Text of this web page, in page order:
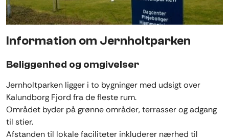
Information om Jernholtparken
Beliggenhed og omgivelser
Jernholtparken ligger i to bygninger med udsigt over
Kalundborg Fjord fra de fleste rum.
Området byder på grønne områder, terrasser og adgang
til stier.
Afstanden til lokale faciliteter inkluderer nærhed til